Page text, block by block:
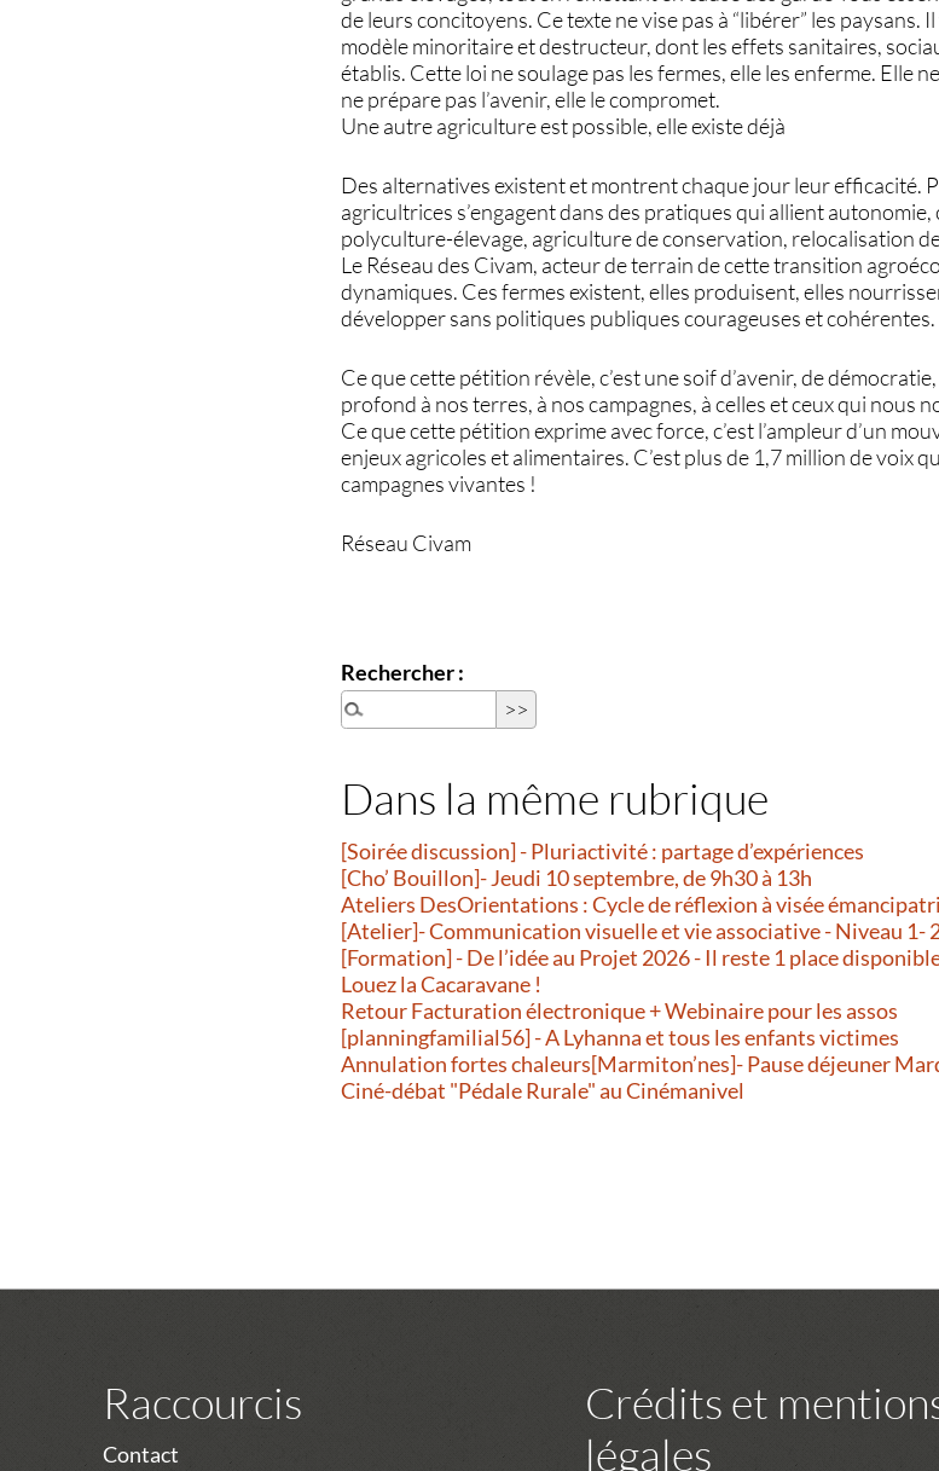
de leurs concitoyens. Ce texte ne vise pas à “libérer” les paysans.
modèle minoritaire et destructeur, dont les effets sanitaires,
établis. Cette loi ne soulage pas les fermes, elle les enferme. Elle
ne prépare pas l’avenir, elle le compromet.
Une autre agriculture est possible, elle existe déjà
Des alternatives existent et montrent chaque jour leur efficacité.
agricultrices s’engagent dans des pratiques qui allient
polyculture-élevage, agriculture de conservation, relocalisation
Le Réseau des Civam, acteur de terrain de cette transition
dynamiques. Ces fermes existent, elles produisent, elles
développer sans politiques publiques courageuses et cohérentes.
Ce que cette pétition révèle, c’est une soif d’avenir, de
profond à nos terres, à nos campagnes, à celles et ceux qui nous
Ce que cette pétition exprime avec force, c’est l’ampleur d’un
enjeux agricoles et alimentaires. C’est plus de 1,7 million de voix
campagnes vivantes !
Réseau Civam
Rechercher :
Dans la même rubrique
[Soirée discussion] - Pluriactivité : partage d’expériences
[Cho’ Bouillon]- Jeudi 10 septembre, de 9h30 à 13h
Ateliers DesOrientations : Cycle de réflexion à visée
[Atelier]- Communication visuelle et vie associative - Niveau 1-
[Formation] - De l’idée au Projet 2026 - Il reste 1 place
Louez la Cacaravane !
Retour Facturation électronique + Webinaire pour les assos
[planningfamilial56] - A Lyhanna et tous les enfants victimes
Annulation fortes chaleurs[Marmiton’nes]- Pause déjeuner
Ciné-débat "Pédale Rurale" au Cinémanivel
Raccourcis
Contact
Crédits et
légales